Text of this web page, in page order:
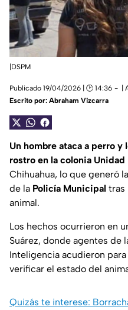
|DSPM
Publicado 19/04/2026 | 🕑 14:36 |
Escrito por: Abraham Vizcarra
Un hombre ataca a perro y
rostro en la colonia Unidad
Chihuahua, lo que generó
de la Policía Municipal tras
animal.
Los hechos ocurrieron en
Suárez, donde agentes de
Inteligencia acudieron
verificar el estado del
Quizás te interese: